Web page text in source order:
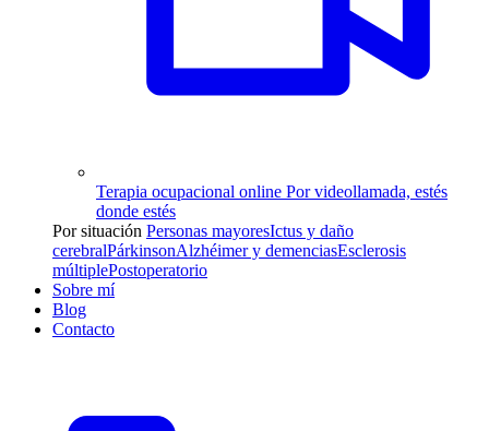
Terapia ocupacional online Por videollamada, estés
donde estés
Por situación Personas mayoresIctus y daño
cerebralPárkinsonAlzhéimer y demenciasEsclerosis
múltiplePostoperatorio
Sobre mí
Blog
Contacto